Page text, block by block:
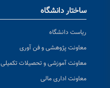
ساختار دانشگاه
ریاست دانشگاه
معاونت پژوهشی و فن آوری
معاونت آموزشی و تحصیلات تکمیلی
معاونت اداری مالی